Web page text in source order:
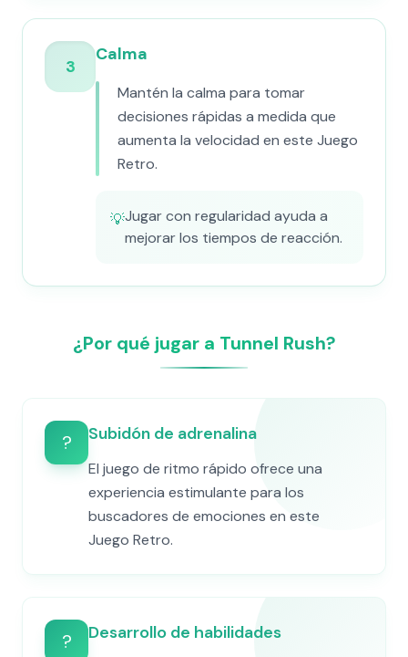
3
Calma
Mantén la calma para tomar
decisiones rápidas a medida que
aumenta la velocidad en este Juego
Retro.
💡Jugar con regularidad ayuda a
mejorar los tiempos de reacción.
¿Por qué jugar a Tunnel Rush?
? Subidón de adrenalina
El juego de ritmo rápido ofrece una
experiencia estimulante para los
buscadores de emociones en este
Juego Retro.
? Desarrollo de habilidades